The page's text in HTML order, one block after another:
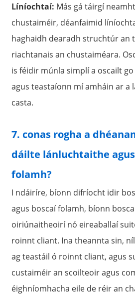
Líníochtaí: Más gá táirgí
chustaiméir, déanfaimid
haghaidh dearadh struchtúr an
riachtanais an chustaiméara.
is féidir múnla simplí a oscailt
agus teastaíonn mí amháin ar a
casta.
7. conas rogha a
dáilte lánluchtaithe
folamh?
I ndáiríre, bíonn difríocht idir
agus boscaí folamh, bíonn
oiriúnaitheoirí nó eireaballaí
roinnt cliant. Ina theannta sin,
ag teastáil ó roinnt cliant, agus
custaiméir an scoilteoir agus
éighníomhacha eile de réir an